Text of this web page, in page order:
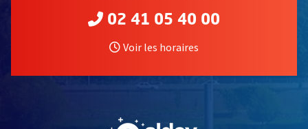
02 41 05 40 00
Voir les horaires